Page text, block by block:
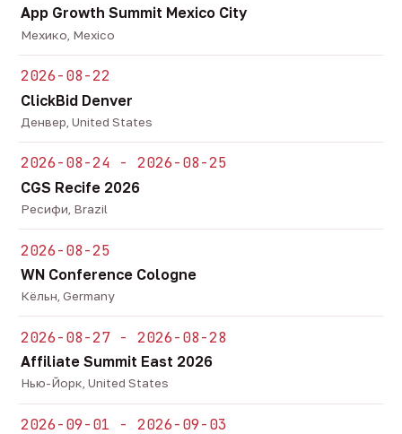
App Growth Summit Mexico City
Мехико, Mexico
2026-08-22
ClickBid Denver
Денвер, United States
2026-08-24 - 2026-08-25
CGS Recife 2026
Ресифи, Brazil
2026-08-25
WN Conference Cologne
Кёльн, Germany
2026-08-27 - 2026-08-28
Affiliate Summit East 2026
Нью-Йорк, United States
2026-09-01 - 2026-09-03